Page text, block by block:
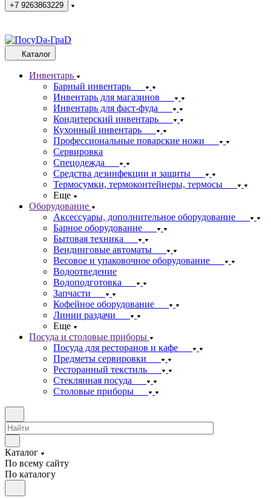
+7 9263863229
Каталог
Инвентарь
Барный инвентарь
Инвентарь для магазинов
Инвентарь для фаст-фуда
Кондитерский инвентарь
Кухонный инвентарь
Профессиональные поварские ножи
Сервировка
Спецодежда
Средства дезинфекции и защиты
Термосумки, термоконтейнеры, термосы
Еще
Оборудование
Аксессуары, дополнительное оборудование
Барное оборудование
Бытовая техника
Вендинговые автоматы
Весовое и упаковочное оборудование
Водоотведение
Водоподготовка
Запчасти
Кофейное оборудование
Линии раздачи
Еще
Посуда и столовые приборы
Посуда для ресторанов и кафе
Предметы сервировки
Ресторанный текстиль
Стеклянная посуда
Столовые приборы
Каталог
По всему сайту
По каталогу